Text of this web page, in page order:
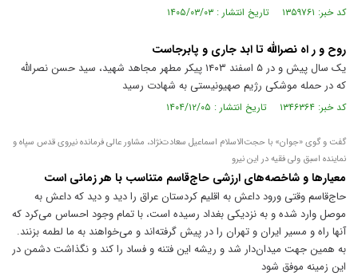
کد خبر: ۱۳۵۹۷۶۱ تاریخ انتشار : ۱۴۰۵/۰۳/۰۳
روح و ر اه نصرالله تا ابد جاری و پابرجاست
یک سال پیش و در ۵ اسفند ۱۴۰۳ پیکر مطهر مجاهد شهید، سید حسن نصرالله
که در حمله موشکی رژیم صهیونیستی به شهادت رسید
کد خبر: ۱۳۴۶۳۶۴ تاریخ انتشار : ۱۴۰۴/۱۲/۰۵
گفت و گوی «جوان» با حجت‌الاسلام اسماعیل سعادت‌نژاد، مشاور عالی فرمانده نیروی قدس سپاه و
نماینده اسبق ولی فقیه در این نیرو
معیار‌ها و شاخصه‌های ارزشی حاج‌قاسم متناسب با هر زمانی است
حاج‌قاسم وقتی ورود داعش به اقلیم کردستان عراق را دید و دید که داعش به
موصل وارد شده و به نزدیکی بغداد رسیده است، با تمام وجود احساس می‌کرد که
آنها راه و مسیر ایران و تهران را در پیش گرفته‌اند و می‌خواهند به ما لطمه بزنند.
به همین جهت میدان‌دار شد و ریشه این فتنه و فساد را کند و نگذاشت دشمن در
این زمینه موفق شود